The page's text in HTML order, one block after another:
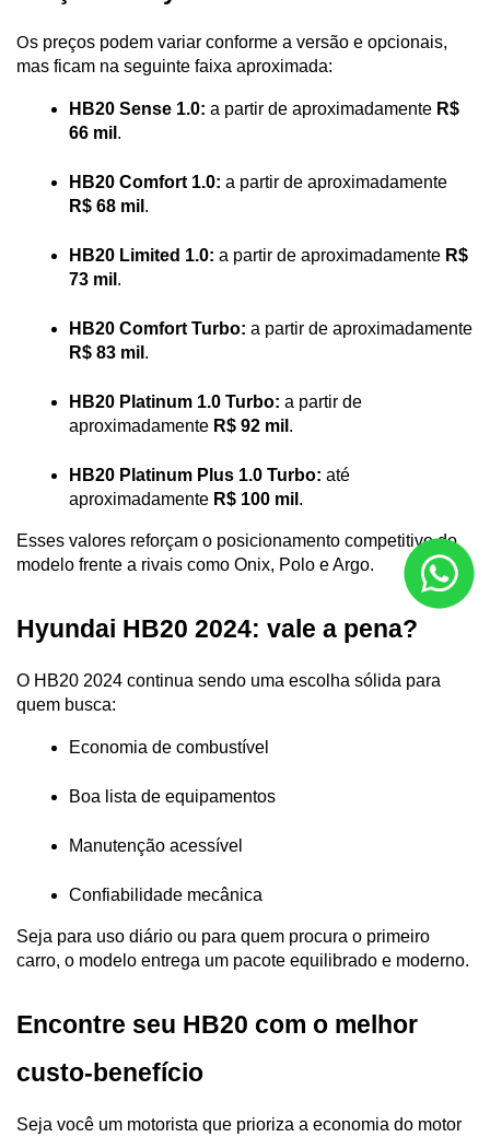
Os preços podem variar conforme a versão e opcionais,
mas ficam na seguinte faixa aproximada:
HB20 Sense 1.0: a partir de aproximadamente R$
66 mil .
HB20 Comfort 1.0:
R$ 68 mil .
HB20 Limited 1.0: a partir de aproximadamente R$
73 mil .
HB20 Comfort Turbo:
R$ 83 mil .
HB20 Platinum 1.0 Turbo: a partir de
aproximadamente R$ 92 mil .
HB20 Platinum Plus 1.0 Turbo: até
aproximadamente R$ 100 mil .
Esses valores reforçam o posicionamento competitivo do
modelo frente a rivais como Onix, Polo e Argo.
Hyundai HB20 2024: vale a pena?
O HB20 2024 continua sendo uma escolha sólida para
quem busca:
Economia de combustível
Boa lista de equipamentos
Manutenção acessível
Confiabilidade mecânica
Seja para uso diário ou para quem procura o primeiro
carro, o modelo entrega um pacote equilibrado e moderno.
Encontre seu HB20 com o melhor
custo-benefício